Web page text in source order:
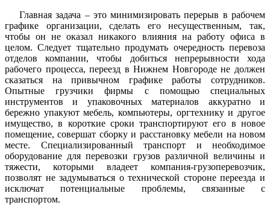
Главная задача – это минимизировать перерыв в рабочем
графике организации, сделать его несущественным, так,
чтобы он не оказал никакого влияния на работу офиса в
целом. Следует тщательно продумать очередность перевоза
отделов компании, чтобы добиться непрерывности хода
рабочего процесса, переезд в Нижнем Новгороде не должен
сказаться на привычном графике работы сотрудников.
Опытные грузчики фирмы с помощью специальных
инструментов и упаковочных материалов аккуратно и
бережно упакуют мебель, компьютеры, оргтехнику и другое
имущество, в короткие сроки транспортируют его в новое
помещение, совершат сборку и расстановку мебели на новом
месте. Специализированный транспорт и необходимое
оборудование для перевозки грузов различной величины и
тяжести, которыми владеет компания-грузоперевозчик,
позволят не задумываться о технической стороне переезда и
исключат потенциальные проблемы, связанные с
транспортом.